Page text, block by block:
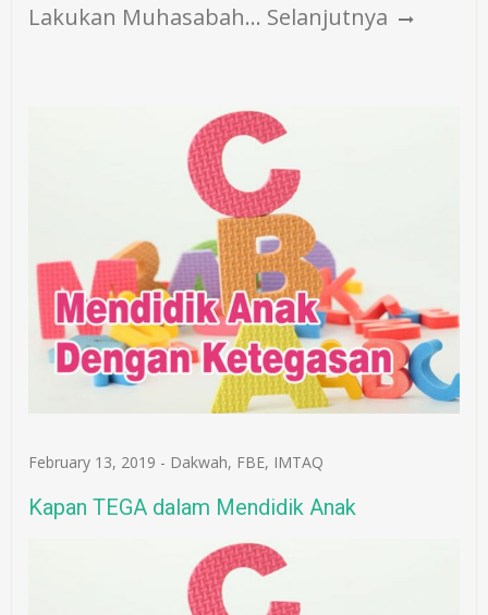
Lakukan Muhasabah… Selanjutnya
February 13, 2019 - Dakwah, FBE, IMTAQ
Kapan TEGA dalam Mendidik Anak